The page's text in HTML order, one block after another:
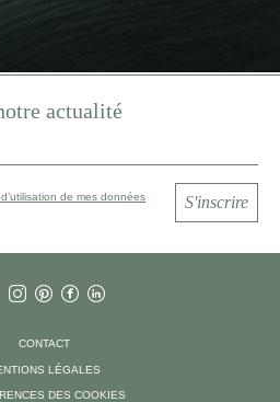
actualité
de mes données
S'inscrire
CONTACT
LÉGALES
DES COOKIES